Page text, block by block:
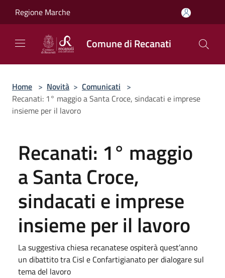
Regione Marche
Comune di Recanati
Home > Novità > Comunicati >
Recanati: 1° maggio a Santa Croce, sindacati e imprese
insieme per il lavoro
Recanati: 1° maggio
a Santa Croce,
sindacati e imprese
insieme per il lavoro
La suggestiva chiesa recanatese ospiterà quest’anno
un dibattito tra Cisl e Confartigianato per dialogare sul
tema del lavoro